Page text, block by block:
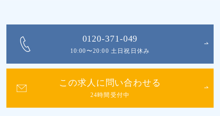
0120-371-049
10:00〜20:00 土日祝日休み
この求人に問い合わせる
24時間受付中